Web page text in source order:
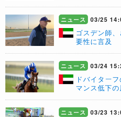
ニュース 03/25
ゴスデン師
要性に言及
ニュース 03/24
ドバイター
マンス低下
ニュース 03/23